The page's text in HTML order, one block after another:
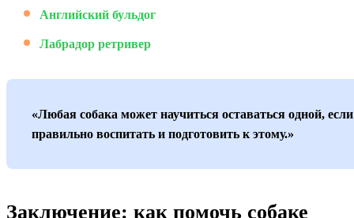
Английский бульдог
Лабрадор ретривер
«Любая собака может научиться оставаться одной, если
правильно воспитать и подготовить к этому.»
Заключение: как помочь собаке